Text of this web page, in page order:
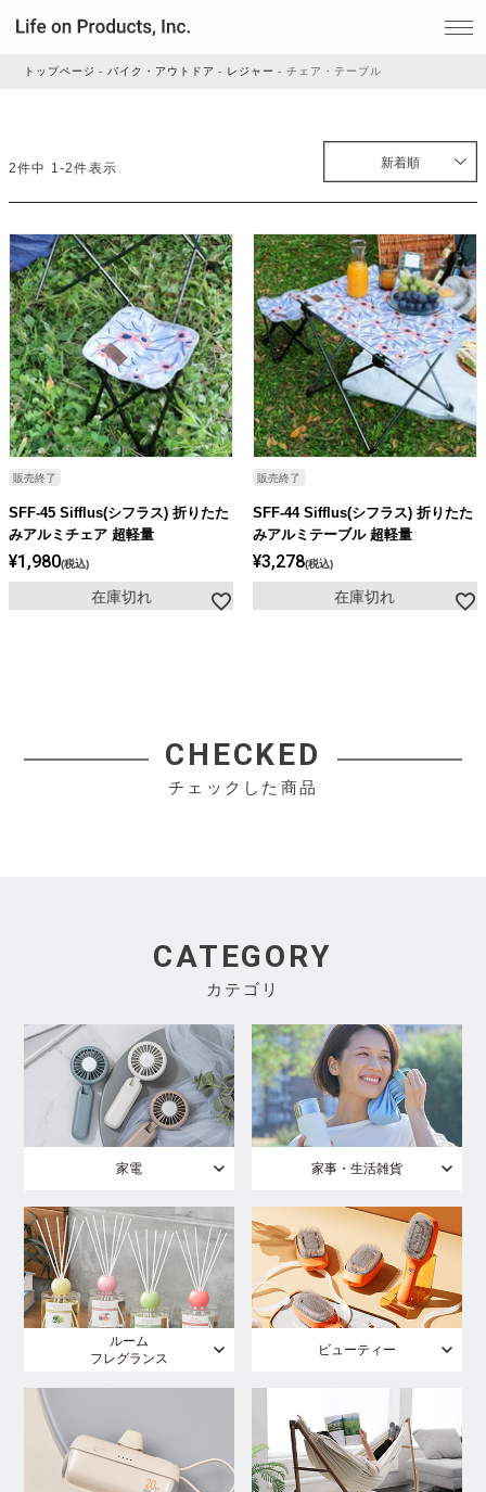
家事・生活雑貨
ルームフレグランス
ビューティー
デジタル雑貨
アクセサリー・消耗品
トップページ バイク・アウトドア レジャー チェア・テーブル
新着順
2件中 1-2件表示
販売終了
SFF-45 Sifflus(シフラス) 折りたた
みアルミチェア 超軽量
¥1,980 税込
在庫切れ
販売終了
SFF-44 Sifflus(シフラス) 折りたた
みアルミテーブル 超軽量
¥3,278 税込
在庫切れ
CHECKED
チェックした商品
CATEGORY
カテゴリ
家電 家事・生活雑貨
ルーム
フレグランス
ビューティー